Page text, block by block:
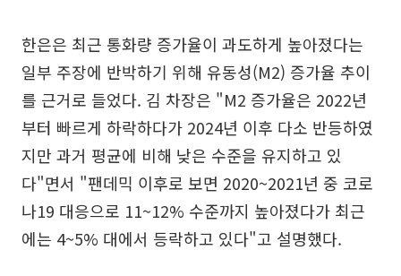
한은은 최근 통화량 증가율이 과도하게 높아졌다는
일부 주장에 반박하기 위해 유동성(M2) 증가율 추이
를 근거로 들었다. 김 차장은 "M2 증가율은 2022년
부터 빠르게 하락하다가 2024년 이후 다소 반등하였
지만 과거 평균에 비해 낮은 수준을 유지하고 있
다"면서 "팬데믹 이후로 보면 2020~2021년 중 코로
나19 대응으로 11~12% 수준까지 높아졌다가 최근
에는 4~5% 대에서 등락하고 있다"고 설명했다.